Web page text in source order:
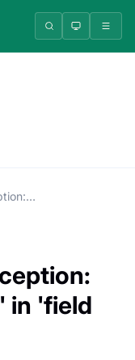
mybatis-plus. SQLSyntaxErrorException: Unknown column '' in 'field list'
in 'field